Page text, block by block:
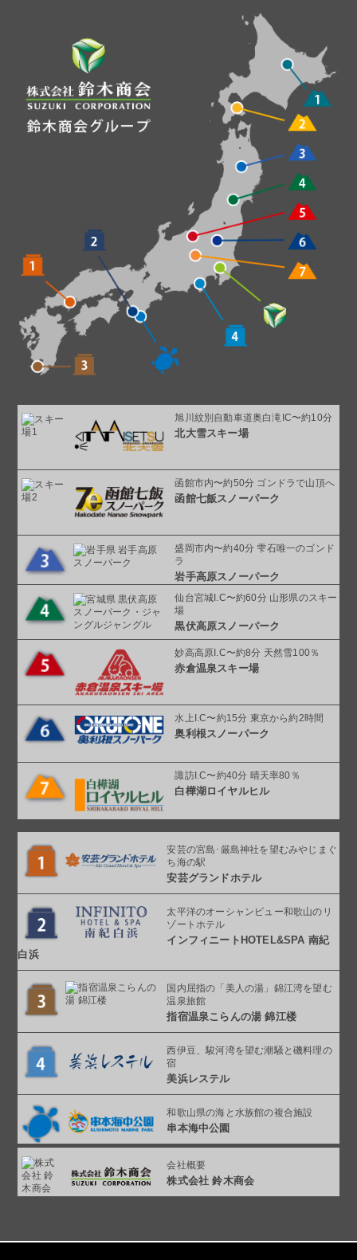
旭川紋別自動車道奥白滝IC〜約10分
北大雪スキー場
函館市内〜約50分 ゴンドラで山頂へ
函館七飯スノーパーク
盛岡市内〜約40分 雫石唯一のゴンド
ラ
岩手高原スノーパーク
仙台宮城I.C〜約60分 山形県のスキー
場
黒伏高原スノーパーク
妙高高原I.C〜約8分 天然雪100％
赤倉温泉スキー場
水上I.C〜約15分 東京から約2時間
奥利根スノーパーク
諏訪I.C〜約40分 晴天率80％
白樺湖ロイヤルヒル
安芸の宮島･厳島神社を望むみやじまぐ
ち海の駅
安芸グランドホテル
太平洋のオーシャンビュー和歌山のリ
ゾートホテル
インフィニート HOTEL&SPA 南紀
白浜
国内屈指の「美人の湯」 錦江湾を望む
温泉旅館
指宿温泉こらんの湯錦江楼
西伊豆、駿河湾を望む潮騒と磯料理の
宿
美浜レステル
和歌山県の海と 水族館の複合施設
串本海中公園
会社概要
株式会社 鈴木商会